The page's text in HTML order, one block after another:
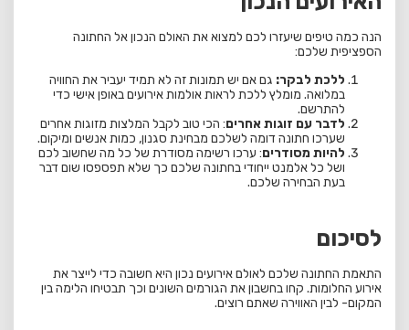
הנה כמה טיפים שיעזרו לכם למצוא את האולם הנכון אל החתונה
הספציפית שלכם:
ללכת לבקר: גם אם יש תמונות זה לא תמיד יעביר את החוויה
במלואה. מומלץ ללכת לראות אולמות אירועים באופן אישי כדי
להתרשם.
לדבר עם זוגות אחרים: הכי טוב לקבל המלצות מזוגות אחרים
שערכו חתונה דומה לשלכם מבחינת סגנון, כמות אנשים ומיקום.
להיות מסודרים: ערכו רשימה מסודרת של כל מה שחשוב לכם
ושל כל אלמנט ייחודי בחתונה שלכם כך שלא תפספסו שום דבר
בעת הבחירה שלכם.
לסיכום
התאמת החתונה שלכם לאולם אירועים נכון היא חשובה כדי לייצר את
אירוע החלומות. קחו בחשבון את הגורמים השונים וכך תבטיחו הלימה בין
המקום- לבין האווירה שאתם רוצים.